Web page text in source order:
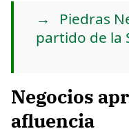
Piedras
partido de la
Negocios
afluencia